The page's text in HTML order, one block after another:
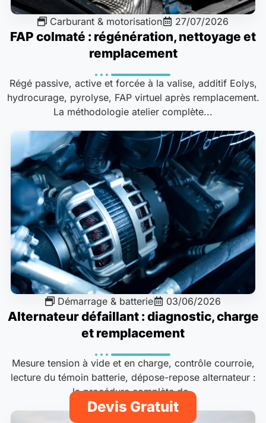
Carburant & motorisation 27/07/2026
FAP colmaté : régénération, nettoyage et
remplacement
Régé passive, active et forcée à la valise, additif Eolys,
hydrocurage, pyrolyse, FAP virtuel après remplacement.
La méthodologie atelier complète...
Démarrage & batterie 03/06/2026
Alternateur défaillant : diagnostic, charge
et remplacement
Mesure tension à vide et en charge, contrôle courroie,
lecture du témoin batterie, dépose-repose alternateur :
la procédure complète de..
Devis Gratuit